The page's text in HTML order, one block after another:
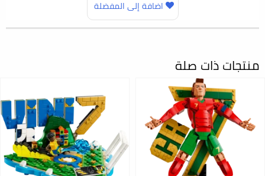
اضافة إلى المفضلة
منتجات ذات صلة